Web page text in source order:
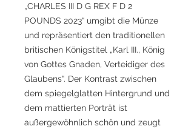
„CHARLES III D G REX F D 2
POUNDS 2023“ umgibt die Münze
und repräsentiert den traditionellen
britischen Königstitel „Karl III., König
von Gottes Gnaden, Verteidiger des
Glaubens“. Der Kontrast zwischen
dem spiegelglatten Hintergrund und
dem mattierten Porträt ist
außergewöhnlich schön und zeugt